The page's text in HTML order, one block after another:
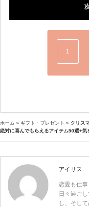
1
ホーム » ギフト・プレゼント » クリス
絶対に喜んでもらえるアイテム50選+気
アイリス
恋愛も仕
日々過ご
し、そし